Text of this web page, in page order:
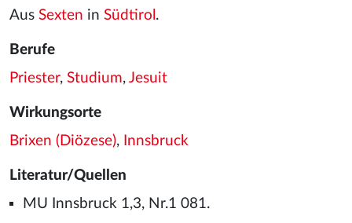
Aus Sexten in Südtirol .
Berufe
Priester, Studium, Jesuit
Wirkungsorte
Brixen (Diözese), Innsbruck
Literatur/Quellen
MU Innsbruck 1,3, Nr.1 081.